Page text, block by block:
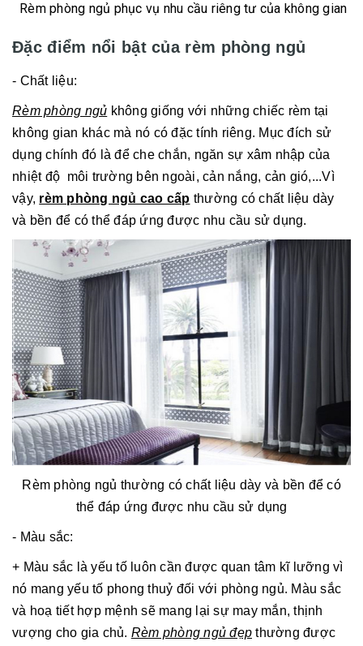
Rèm phòng ngủ phục vụ nhu cầu riêng tư của không gian
Đặc điểm nổi bật của rèm phòng ngủ
- Chất liệu:
Rèm phòng ngủ không giống với những chiếc rèm tại
không gian khác mà nó có đặc tính riêng. Mục đích sử
dụng chính đó là để che chắn, ngăn sự xâm nhập của
nhiệt độ môi trường bên ngoài, cản nắng, cản gió,...Vì
vậy, rèm phòng ngủ cao cấp thường có chất liệu dày
và bền để có thể đáp ứng được nhu cầu sử dụng.
Rèm phòng ngủ thường có chất liệu dày và bền để có
thể đáp ứng được nhu cầu sử dụng
- Màu sắc:
+ Màu sắc là yếu tố luôn cần được quan tâm kĩ lưỡng vì
nó mang yếu tố phong thuỷ đối với phòng ngủ. Màu sắc
và hoạ tiết hợp mệnh sẽ mang lại sự may mắn, thịnh
vượng cho gia chủ. Rèm phòng ngủ đẹp thường được